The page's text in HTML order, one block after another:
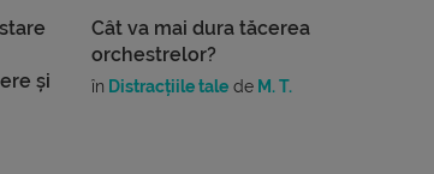
și
Cât va mai dura tăcerea
orchestrelor?
în Distracțiile tale de M. T.